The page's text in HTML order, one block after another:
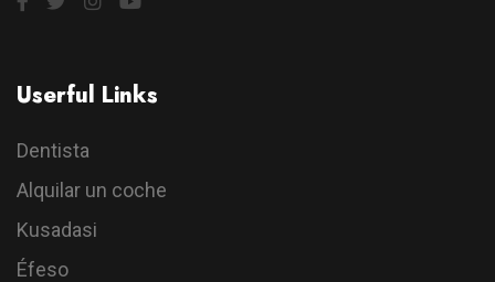
Userful Links
Dentista
Alquilar un coche
Kusadasi
Éfeso